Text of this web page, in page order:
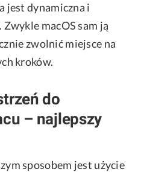
jest dynamiczna i
macOS sam ją
zwolnić miejsce na
kroków.
do
– najlepszy
sposobem jest użycie